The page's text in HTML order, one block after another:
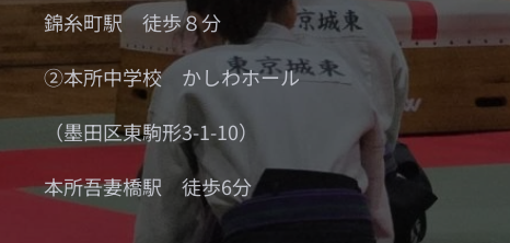
錦糸町駅 徒歩８分
②本所中学校 かしわホール
（墨田区東駒形3-1-10）
本所吾妻橋駅 徒歩6分